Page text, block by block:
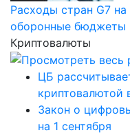
Расходы стран G7
оборонные бюджеты
Криптовалюты
ЦБ
криптовалютой
Закон о
на 1 сентября